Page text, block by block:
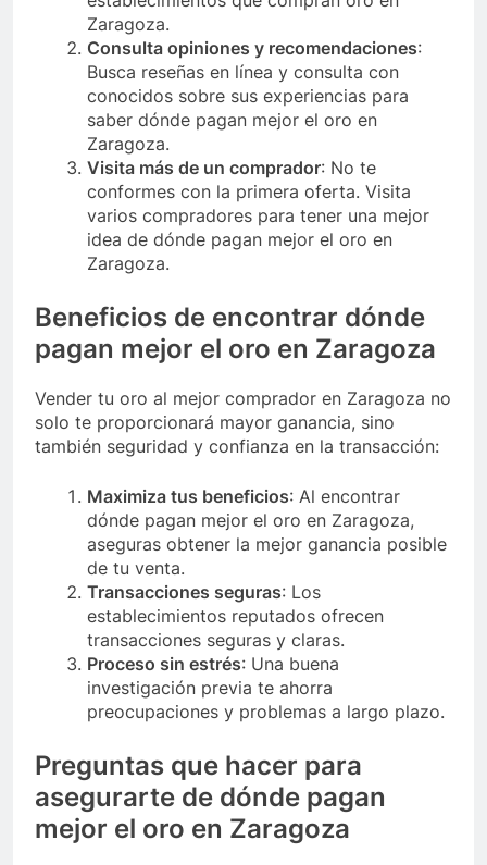
Zaragoza.
Consulta opiniones y recomendaciones:
Busca reseñas en línea y consulta con
conocidos sobre sus experiencias para
saber dónde pagan mejor el oro en
Zaragoza.
Visita más de un comprador: No te
conformes con la primera oferta. Visita
varios compradores para tener una mejor
idea de dónde pagan mejor el oro en
Zaragoza.
Beneficios de encontrar dónde
pagan mejor el oro en Zaragoza
Vender tu oro al mejor comprador en Zaragoza no
solo te proporcionará mayor ganancia, sino
también seguridad y confianza en la transacción:
Maximiza tus beneficios: Al encontrar
dónde pagan mejor el oro en Zaragoza,
aseguras obtener la mejor ganancia posible
de tu venta.
Transacciones seguras: Los
establecimientos reputados ofrecen
transacciones seguras y claras.
Proceso sin estrés: Una buena
investigación previa te ahorra
preocupaciones y problemas a largo plazo.
Preguntas que hacer para
asegurarte de dónde pagan
mejor el oro en Zaragoza